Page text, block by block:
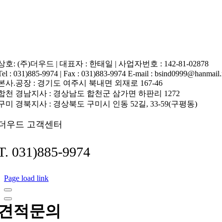
호: (주)더우드 | 대표자 : 한태일 | 사업자번호 : 142-81-02878
: 031)885-9974 | Fax : 031)883-9974 E-mail :
사.공장 : 경기도 여주시 북내면 외재로 167-46
천 경남지사 : 경상남도 합천군 삼가면 하판리 1272
미 경북지사 : 경상북도 구미시 인동 52길, 33-59(구평동)
우드 고객센터
031)885-9974
Page load link
적문의